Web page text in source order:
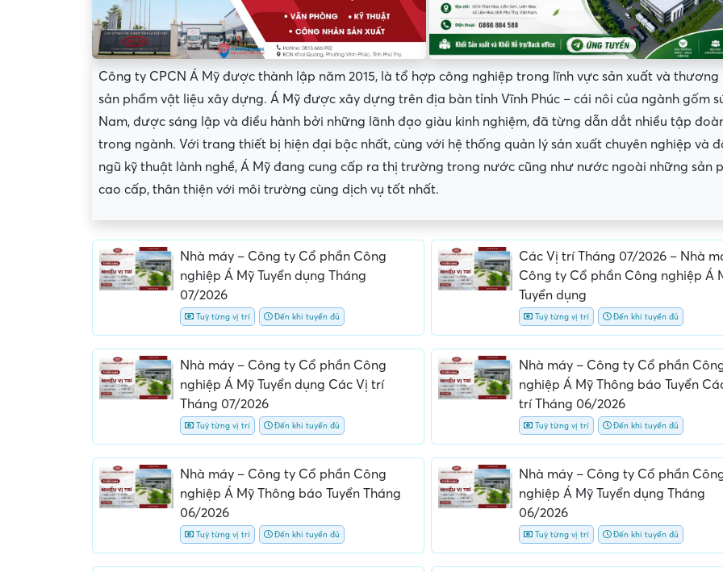
Công ty CPCN Á Mỹ được thành lập năm 2015, là tổ hợp công nghiệp trong lĩnh vực sản xuất và thương
sản phẩm vật liệu xây dựng. Á Mỹ được xây dựng trên địa bàn tỉnh Vĩnh Phúc – cái nôi của ngành gốm
Nam, được sáng lập và điều hành bởi những lãnh đạo giàu kinh nghiệm, đã từng dẫn dắt nhiều tập
trong ngành. Với trang thiết bị hiện đại bậc nhất, cùng với hệ thống quản lý sản xuất chuyên nghiệp và
ngũ kỹ thuật lành nghề, Á Mỹ đang cung cấp ra thị trường trong nước cũng như nước ngoài những sản
cao cấp, thân thiện với môi trường cùng dịch vụ tốt nhất.
Nhà máy – Công ty Cổ phần Công
nghiệp Á Mỹ Tuyển dụng Tháng
07/2026
Tuỳ từng vị trí Đến khi tuyển đủ
Các Vị trí Tháng 07/2026 – Nhà
Công ty Cổ phần Công nghiệp Á
Tuyển dụng
Tuỳ từng vị trí Đến khi tuyển đủ
Nhà máy – Công ty Cổ phần Công
nghiệp Á Mỹ Tuyển dụng Các Vị trí
Tháng 07/2026
Tuỳ từng vị trí Đến khi tuyển đủ
Nhà máy – Công ty Cổ phần
nghiệp Á Mỹ Thông báo Tuyển
trí Tháng 06/2026
Tuỳ từng vị trí Đến khi tuyển đủ
Nhà máy – Công ty Cổ phần Công
nghiệp Á Mỹ Thông báo Tuyển Tháng
06/2026
Tuỳ từng vị trí Đến khi tuyển đủ
Nhà máy – Công ty Cổ phần
nghiệp Á Mỹ Tuyển dụng Tháng
06/2026
Tuỳ từng vị trí Đến khi tuyển đủ
Yêu cầu nộp phí phỏng vấn, phí
giữ chỗ...
Yêu cầu ký kết giấy tờ không rõ
ràng hoặc nộp giấy tờ gốc
Địa điểm phỏng
thường